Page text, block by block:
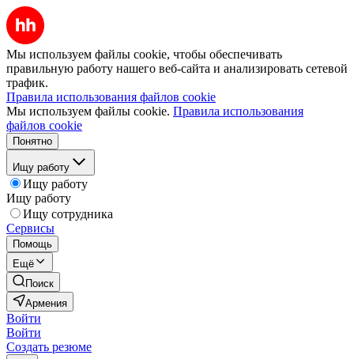
Мы используем файлы cookie, чтобы обеспечивать
правильную работу нашего веб-сайта и анализировать сетевой
трафик.
Правила использования файлов cookie
Мы используем файлы cookie. Правила использования
файлов cookie
Понятно
Ищу работу
Ищу работу
Ищу работу
Ищу сотрудника
Сервисы
Помощь
Ещё
Поиск
Армения
Войти
Войти
Создать резюме